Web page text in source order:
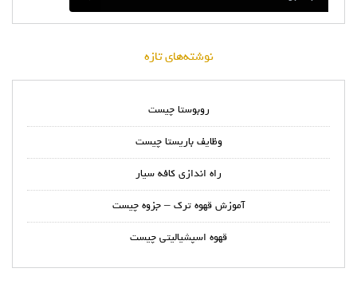
نوشته‌های تازه
روبوستا چیست
وظایف باریستا چیست
راه اندازی کافه سیار
آموزش قهوه ترک – جزوه چیست
قهوه اسپشیالیتی چیست